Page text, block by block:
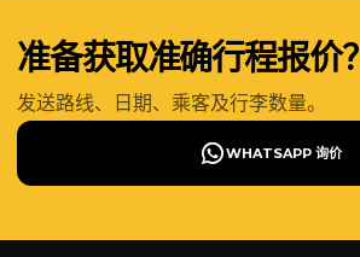
准备获取准确行程报价？
发送路线、日期、乘客及行李数量。
WHATSAPP 询价